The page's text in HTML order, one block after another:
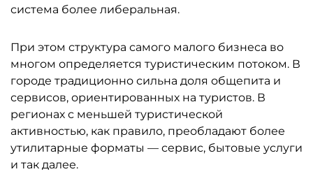
система более либеральная.
При этом структура самого малого бизнеса во
многом определяется туристическим потоком. В
городе традиционно сильна доля общепита и
сервисов, ориентированных на туристов. В
регионах с меньшей туристической
активностью, как правило, преобладают более
утилитарные форматы — сервис, бытовые услуги
и так далее.